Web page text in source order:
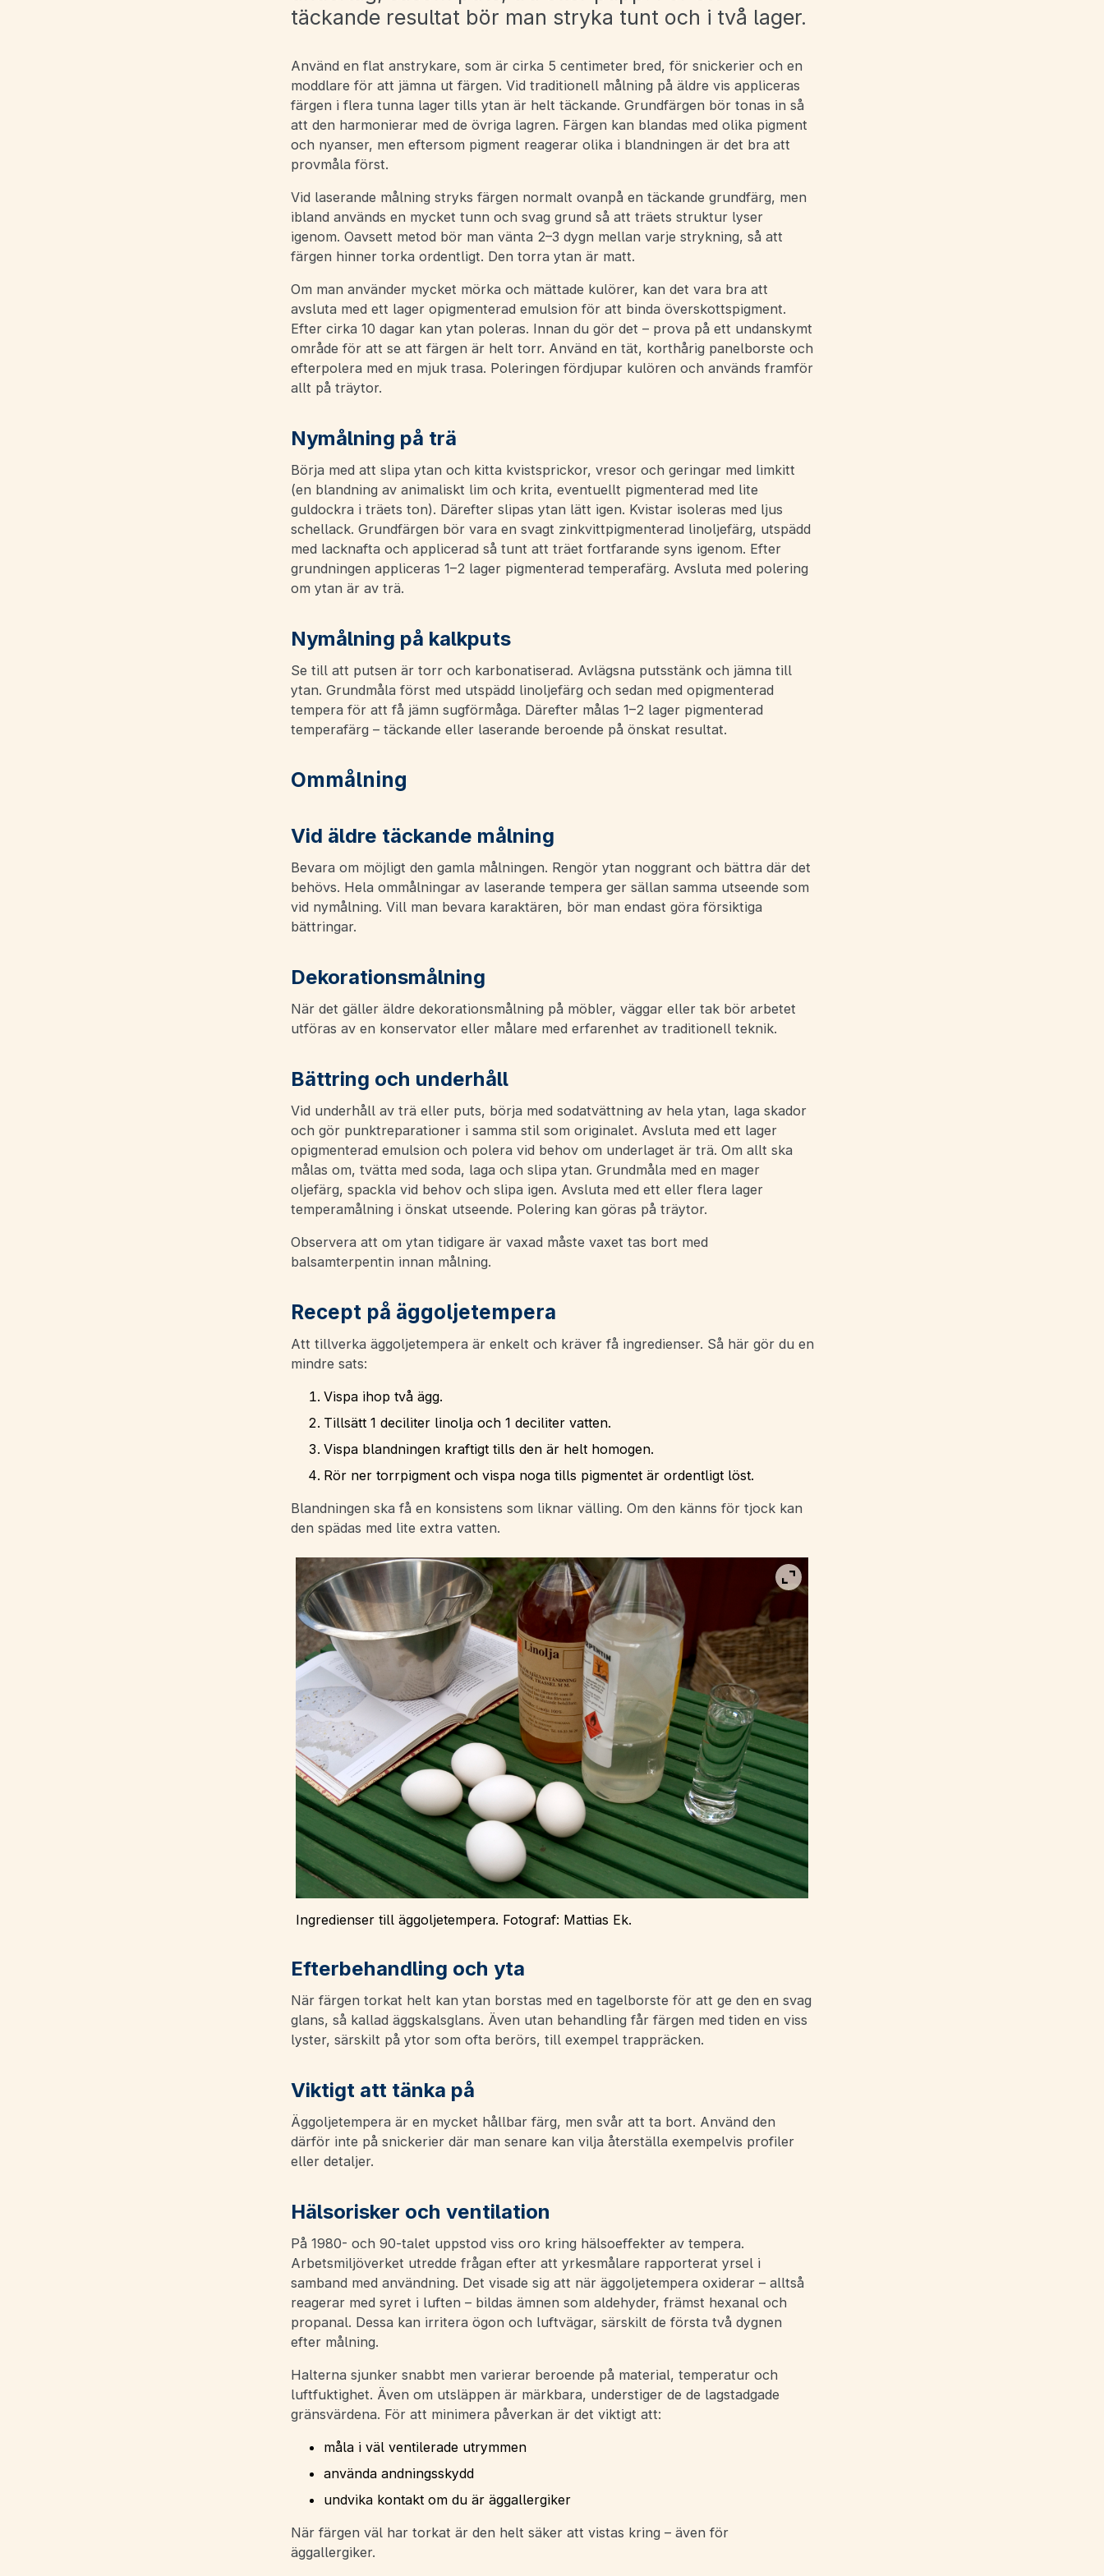
täckande resultat bör man stryka tunt och i två lager.
Använd en flat anstrykare, som är cirka 5 centimeter bred, för snickerier och en
moddlare för att jämna ut färgen. Vid traditionell målning på äldre vis appliceras
färgen i flera tunna lager tills ytan är helt täckande. Grundfärgen bör tonas in så
att den harmonierar med de övriga lagren. Färgen kan blandas med olika pigment
och nyanser, men eftersom pigment reagerar olika i blandningen är det bra att
provmåla först.
Vid laserande målning stryks färgen normalt ovanpå en täckande grundfärg, men
ibland används en mycket tunn och svag grund så att träets struktur lyser
igenom. Oavsett metod bör man vänta 2–3 dygn mellan varje strykning, så att
färgen hinner torka ordentligt. Den torra ytan är matt.
Om man använder mycket mörka och mättade kulörer, kan det vara bra att
avsluta med ett lager opigmenterad emulsion för att binda överskottspigment.
Efter cirka 10 dagar kan ytan poleras. Innan du gör det – prova på ett undanskymt
område för att se att färgen är helt torr. Använd en tät, korthårig panelborste och
efterpolera med en mjuk trasa. Poleringen fördjupar kulören och används framför
allt på träytor.
Nymålning på trä
Börja med att slipa ytan och kitta kvistsprickor, vresor och geringar med limkitt
(en blandning av animaliskt lim och krita, eventuellt pigmenterad med lite
guldockra i träets ton). Därefter slipas ytan lätt igen. Kvistar isoleras med ljus
schellack. Grundfärgen bör vara en svagt zinkvittpigmenterad linoljefärg, utspädd
med lacknafta och applicerad så tunt att träet fortfarande syns igenom. Efter
grundningen appliceras 1–2 lager pigmenterad temperafärg. Avsluta med polering
om ytan är av trä.
Nymålning på kalkputs
Se till att putsen är torr och karbonatiserad. Avlägsna putsstänk och jämna till
ytan. Grundmåla först med utspädd linoljefärg och sedan med opigmenterad
tempera för att få jämn sugförmåga. Därefter målas 1–2 lager pigmenterad
temperafärg – täckande eller laserande beroende på önskat resultat.
Ommålning
Vid äldre täckande målning
Bevara om möjligt den gamla målningen. Rengör ytan noggrant och bättra där det
behövs. Hela ommålningar av laserande tempera ger sällan samma utseende som
vid nymålning. Vill man bevara karaktären, bör man endast göra försiktiga
bättringar.
Dekorationsmålning
När det gäller äldre dekorationsmålning på möbler, väggar eller tak bör arbetet
utföras av en konservator eller målare med erfarenhet av traditionell teknik.
Bättring och underhåll
Vid underhåll av trä eller puts, börja med sodatvättning av hela ytan, laga skador
och gör punktreparationer i samma stil som originalet. Avsluta med ett lager
opigmenterad emulsion och polera vid behov om underlaget är trä. Om allt ska
målas om, tvätta med soda, laga och slipa ytan. Grundmåla med en mager
oljefärg, spackla vid behov och slipa igen. Avsluta med ett eller flera lager
temperamålning i önskat utseende. Polering kan göras på träytor.
Observera att om ytan tidigare är vaxad måste vaxet tas bort med
balsamterpentin innan målning.
Recept på äggoljetempera
Att tillverka äggoljetempera är enkelt och kräver få ingredienser. Så här gör du en
mindre sats:
Vispa ihop två ägg.
Tillsätt 1 deciliter linolja och 1 deciliter vatten.
Vispa blandningen kraftigt tills den är helt homogen.
Rör ner torrpigment och vispa noga tills pigmentet är ordentligt löst.
Blandningen ska få en konsistens som liknar välling. Om den känns för tjock kan
den spädas med lite extra vatten.
Visa bild i fullskärm
Ingredienser till äggoljetempera. Fotograf: Mattias Ek.
Efterbehandling och yta
När färgen torkat helt kan ytan borstas med en tagelborste för att ge den en svag
glans, så kallad äggskalsglans. Även utan behandling får färgen med tiden en viss
lyster, särskilt på ytor som ofta berörs, till exempel trappräcken.
Viktigt att tänka på
Äggoljetempera är en mycket hållbar färg, men svår att ta bort. Använd den
därför inte på snickerier där man senare kan vilja återställa exempelvis profiler
eller detaljer.
Hälsorisker och ventilation
På 1980- och 90-talet uppstod viss oro kring hälsoeffekter av tempera.
Arbetsmiljöverket utredde frågan efter att yrkesmålare rapporterat yrsel i
samband med användning. Det visade sig att när äggoljetempera oxiderar – alltså
reagerar med syret i luften – bildas ämnen som aldehyder, främst hexanal och
propanal. Dessa kan irritera ögon och luftvägar, särskilt de första två dygnen
efter målning.
Halterna sjunker snabbt men varierar beroende på material, temperatur och
luftfuktighet. Även om utsläppen är märkbara, understiger de de lagstadgade
gränsvärdena. För att minimera påverkan är det viktigt att:
måla i väl ventilerade utrymmen
använda andningsskydd
undvika kontakt om du är äggallergiker
När färgen väl har torkat är den helt säker att vistas kring – även för
äggallergiker.